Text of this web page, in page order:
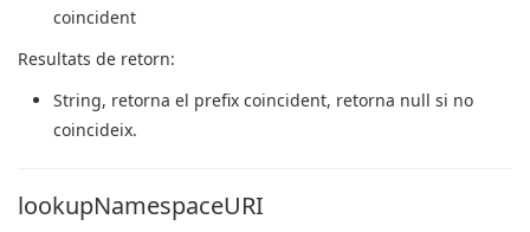
coincident
Resultats de retorn:
String, retorna el prefix coincident, retorna null si no
coincideix.
lookupNamespaceURI